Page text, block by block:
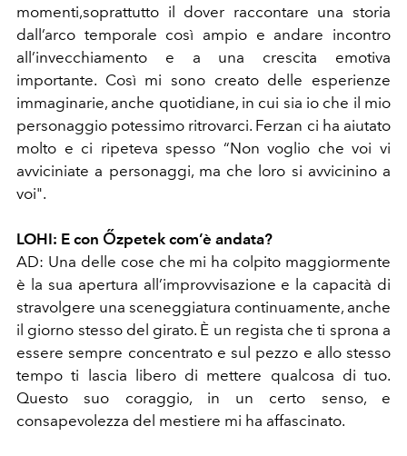
momenti,soprattutto il dover raccontare una storia
dall’arco temporale così ampio e andare incontro
all’invecchiamento e a una crescita emotiva
importante. Così mi sono creato delle esperienze
immaginarie, anche quotidiane, in cui sia io che il mio
personaggio potessimo ritrovarci. Ferzan ci ha aiutato
molto e ci ripeteva spesso “Non voglio che voi vi
avviciniate a personaggi, ma che loro si avvicinino a
voi".
LOHI: E con Őzpetek com’è andata?
AD: Una delle cose che mi ha colpito maggiormente
è la sua apertura all’improvvisazione e la capacità di
stravolgere una sceneggiatura continuamente, anche
il giorno stesso del girato. È un regista che ti sprona a
essere sempre concentrato e sul pezzo e allo stesso
tempo ti lascia libero di mettere qualcosa di tuo.
Questo suo coraggio, in un certo senso, e
consapevolezza del mestiere mi ha affascinato.